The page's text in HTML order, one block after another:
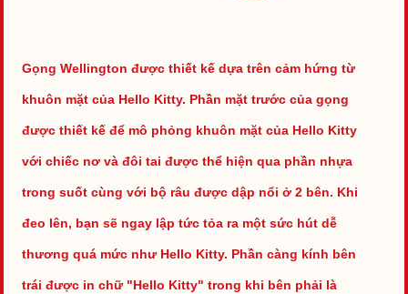
Gọng Wellington được thiết kế dựa trên cảm hứng từ
khuôn mặt của Hello Kitty. Phần mặt trước của gọng
được thiết kế để mô phỏng khuôn mặt của Hello Kitty
với chiếc nơ và đôi tai được thể hiện qua phần nhựa
trong suốt cùng với bộ râu được dập nổi ở 2 bên. Khi
đeo lên, bạn sẽ ngay lập tức tỏa ra một sức hút dễ
thương quá mức như Hello Kitty. Phần càng kính bên
trái được in chữ "Hello Kitty" trong khi bên phải là